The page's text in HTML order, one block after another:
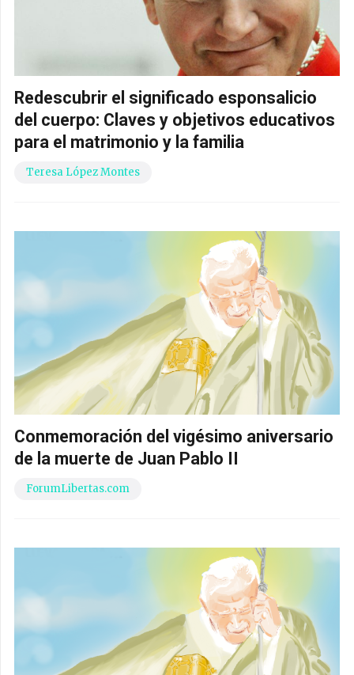
Redescubrir el significado esponsalicio
del cuerpo: Claves y objetivos educativos
para el matrimonio y la familia
Teresa López Montes
Conmemoración del vigésimo aniversario
de la muerte de Juan Pablo II
ForumLibertas.com